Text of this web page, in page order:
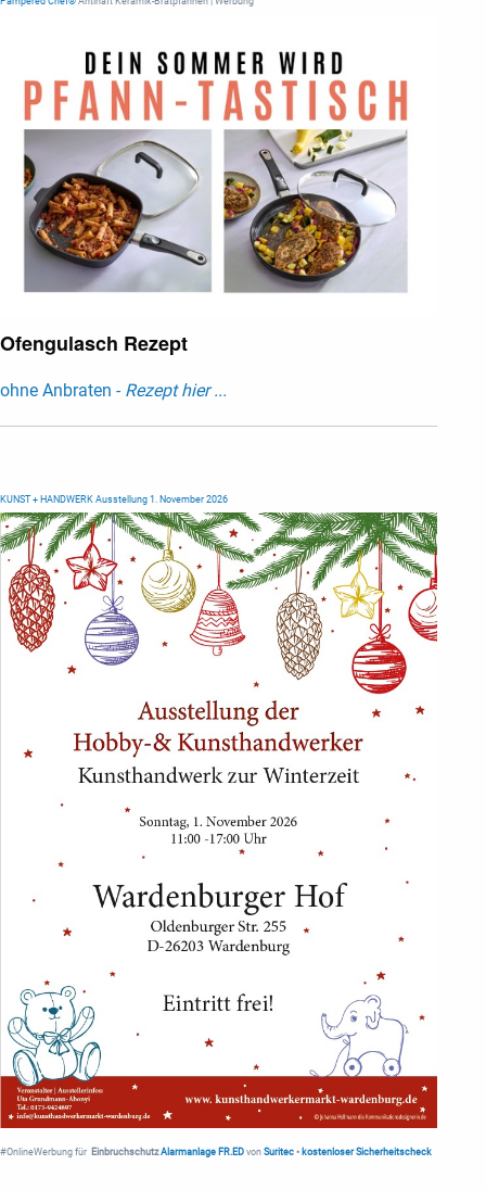
Ofengulasch Rezept
ohne Anbraten - Rezept hier ...
KUNST + HANDWERK Ausstellung 1. November 2026
#OnlineWerbung für Einbruchschutz Alarmanlage FR.ED von Suritec • kostenloser Sicherheitscheck